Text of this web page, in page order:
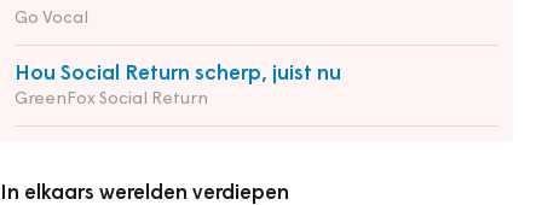
Go Vocal
Hou Social Return scherp, juist nu
GreenFox Social Return
In elkaars werelden verdiepen